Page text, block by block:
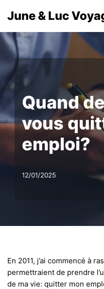
au
contenu
June & Luc
Quand
vous
emploi?
12/01/2025
En 2011, j’ai commencé à
permettraient de prendre
de ma vie: quitter mon